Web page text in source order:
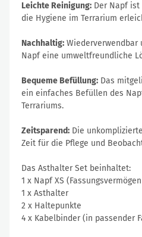
Leichte Reinigung: Der Napf ist
die Hygiene im Terrarium
Nachhaltig: Wiederverwendbar
Napf eine umweltfreundliche
Bequeme Befüllung: Das
ein einfaches Befüllen des
Terrariums.
Zeitsparend: Die
Zeit für die Pflege und
Das Asthalter Set beinhaltet:
1 x Napf XS
1 x Asthalter
2 x Haltepunkte
4 x Kabelbinder (in passender